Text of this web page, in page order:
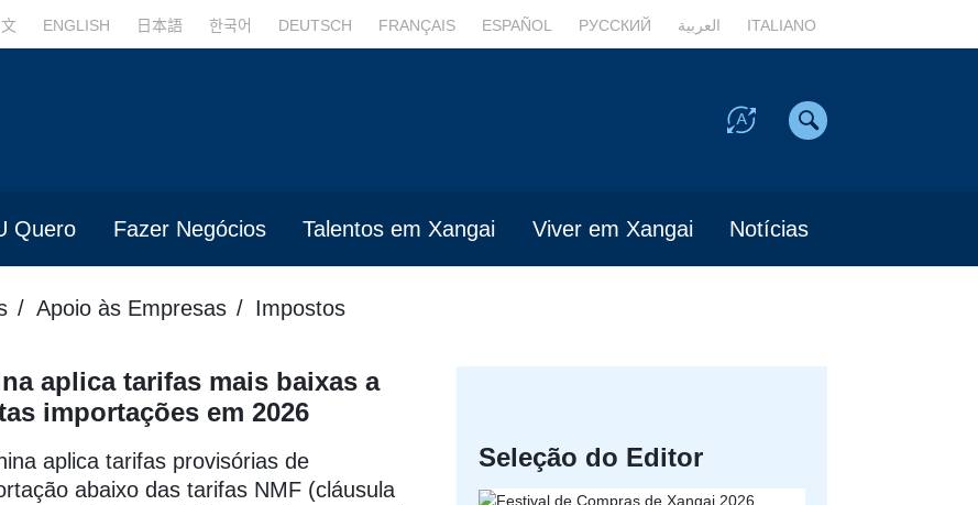
ENGLISH 日本語 한국어 DEUTSCH FRANÇAIS ESPAÑOL РУССКИЙ العربية ITALIANO
Quero Fazer Negócios Talentos em Xangai Viver em Xangai Notícias
Apoio às Empresas Impostos
aplica tarifas mais baixas a
importações em 2026
aplica tarifas provisórias de
abaixo das tarifas NMF (cláusula
Seleção do Editor